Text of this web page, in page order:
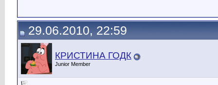
29.06.2010, 22:59
КРИСТИНА ГОДК
Junior Member